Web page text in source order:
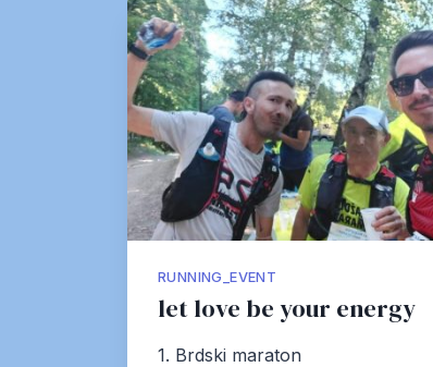
RUNNING_EVENT
let love be your energy
1. Brdski maraton